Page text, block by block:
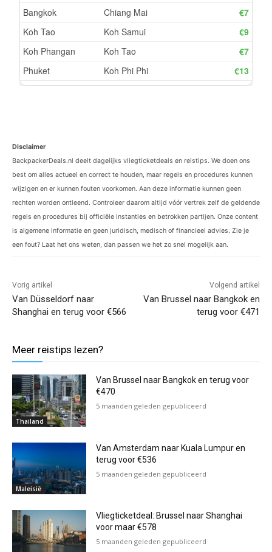
Disclaimer
BackpackerDeals.nl deelt dagelijks vliegticketdeals en reistips. We doen ons
best om alles actueel en correct te houden, maar regels en procedures kunnen
wijzigen en er kunnen fouten voorkomen. Aan deze informatie kunnen geen
rechten worden ontleend. Controleer daarom altijd vóór vertrek zelf de geldende
regels en procedures bij officiële instanties en betrokken partijen. Onze content
is algemene informatie en geen juridisch, medisch of financieel advies. Zie je
een fout? Laat het ons weten, dan passen we het zo snel mogelijk aan.
Vorig artikel
Van Düsseldorf naar
Shanghai en terug voor €566
Volgend artikel
Van Brussel naar Bangkok en
terug voor €471
Meer reistips lezen?
Thailand
Van Brussel naar Bangkok en terug voor
€470
5 maanden geleden gepubliceerd
Maleisië
Van Amsterdam naar Kuala Lumpur en
terug voor €536
5 maanden geleden gepubliceerd
Vliegticketdeal: Brussel naar Shanghai
voor maar €578
5 maanden geleden gepubliceerd